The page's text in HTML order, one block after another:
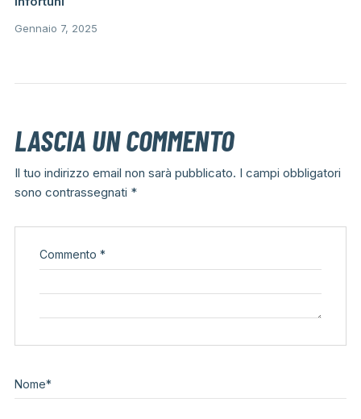
Gennaio 7, 2025
LASCIA UN COMMENTO
Il tuo indirizzo email non sarà pubblicato. I campi obbligatori
sono contrassegnati *
Commento *
Nome*